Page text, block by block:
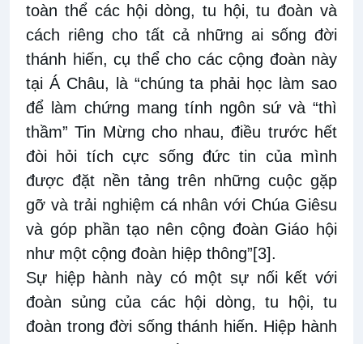
toàn thể các hội dòng, tu hội, tu đoàn và
cách riêng cho tất cả những ai sống đời
thánh hiến, cụ thể cho các cộng đoàn này
tại Á Châu, là “chúng ta phải học làm sao
để làm chứng mang tính ngôn sứ và “thì
thầm” Tin Mừng cho nhau, điều trước hết
đòi hỏi tích cực sống đức tin của mình
được đặt nền tảng trên những cuộc gặp
gỡ và trải nghiệm cá nhân với Chúa Giêsu
và góp phần tạo nên cộng đoàn Giáo hội
như một cộng đoàn hiệp thông”[3].
Sự hiệp hành này có một sự nối kết với
đoàn sủng của các hội dòng, tu hội, tu
đoàn trong đời sống thánh hiến. Hiệp hành